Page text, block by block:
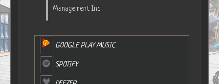
Management Inc
GOOGLE PLAY MUSIC
SPOTIFY